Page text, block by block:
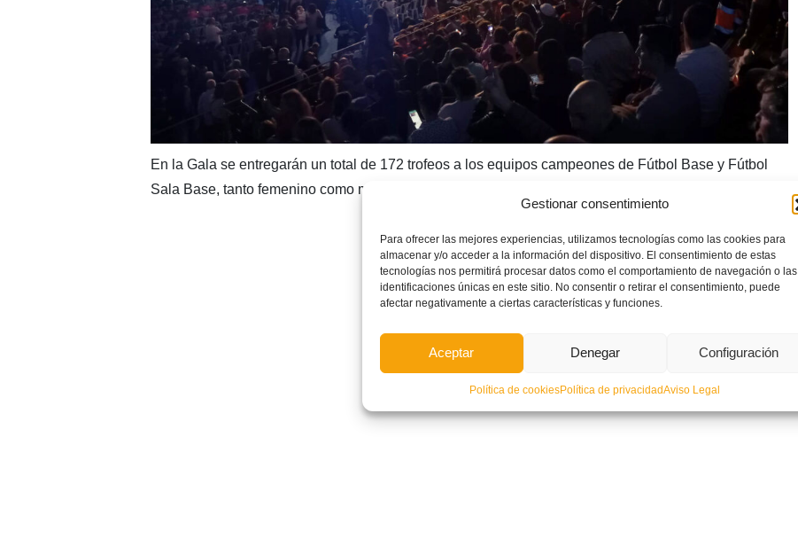
Gestionar consentimiento
Para ofrecer las mejores experiencias, utilizamos tecnologías como las cookies para
almacenar y/o acceder a la información del dispositivo. El consentimiento de estas
tecnologías nos permitirá procesar datos como el comportamiento de navegación o las
identificaciones únicas en este sitio. No consentir o retirar el consentimiento, puede
afectar negativamente a ciertas características y funciones.
Aceptar Denegar Configuración
Política de cookiesPolítica de privacidadAviso Legal
En la Gala se entregarán un total de 172 trofeos a los equipos campeones de Fútbol Base y Fútbol
Sala Base, tanto femenino como masculino.